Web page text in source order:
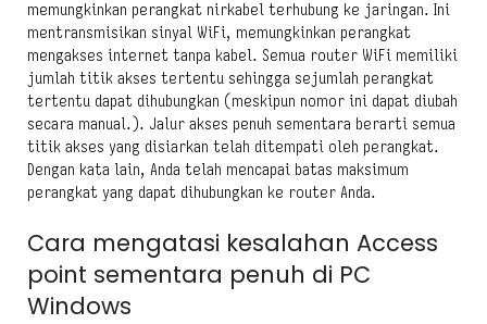
memungkinkan perangkat nirkabel terhubung ke jaringan. Ini
mentransmisikan sinyal WiFi, memungkinkan perangkat
mengakses internet tanpa kabel. Semua router WiFi memiliki
jumlah titik akses tertentu sehingga sejumlah perangkat
tertentu dapat dihubungkan (meskipun nomor ini dapat diubah
secara manual.). Jalur akses penuh sementara berarti semua
titik akses yang disiarkan telah ditempati oleh perangkat.
Dengan kata lain, Anda telah mencapai batas maksimum
perangkat yang dapat dihubungkan ke router Anda.
Cara mengatasi kesalahan Access
point sementara penuh di PC
Windows